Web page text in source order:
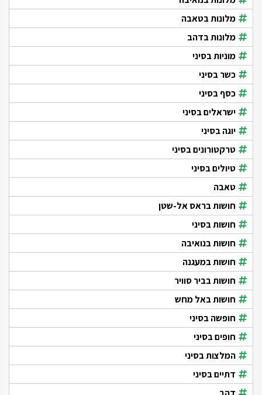
מלונות בטאבה
מלונות בדהב
מוניות בסיני
כשר בסיני
כסף בסיני
ישראלים בסיני
יוגה בסיני
טרקטורונים בסיני
טיולים בסיני
טאבה
חושות בראס אל-שטן
חושות בסיני
חושות בנואיבה
חושות במעגנה
חושות בביר סוויר
חושות באל מחש
חופשה בסיני
חופים בסיני
המלצות בסיני
דתיים בסיני